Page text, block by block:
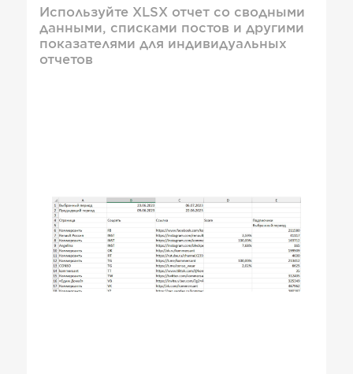
Используйте XLSX отчет со сводными
данными, списками постов и другими
показателями для индивидуальных
отчетов